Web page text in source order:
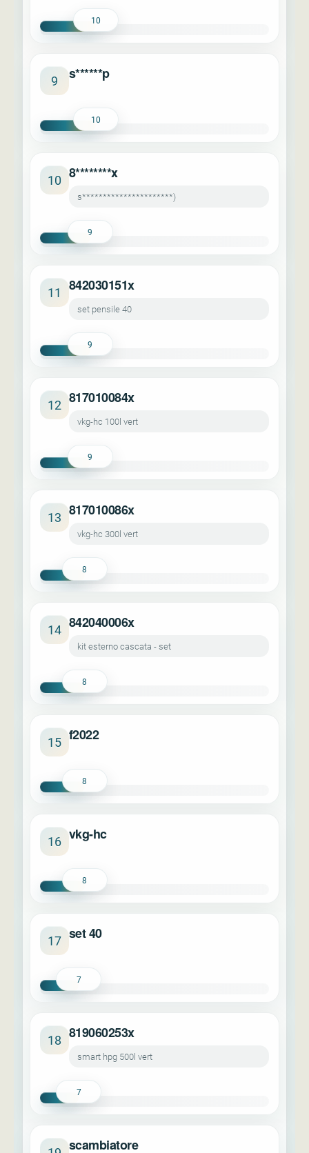
10
9 s******p
10
10 8********x
s**********************)
9
11 842030151x
set pensile 40
9
12 817010084x
vkg-hc 100l vert
9
13 817010086x
vkg-hc 300l vert
8
14 842040006x
kit esterno cascata - set
8
15 f2022
8
16 vkg-hc
8
17 set 40
7
18 819060253x
smart hpg 500l vert
7
scambiatore